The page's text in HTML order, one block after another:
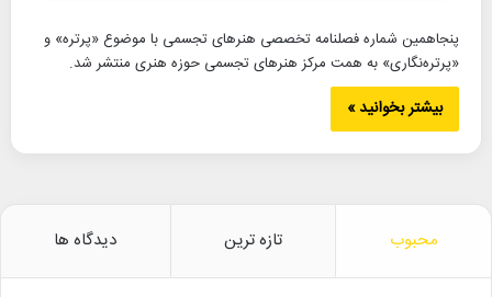
پنجاهمین شماره فصلنامه تخصصی هنرهای تجسمی با موضوع «پرتره» و
«پرتره‌نگاری» به همت مرکز هنرهای تجسمی حوزه هنری منتشر شد.
بیشتر بخوانید »
محبوب تازه ترین دیدگاه ها